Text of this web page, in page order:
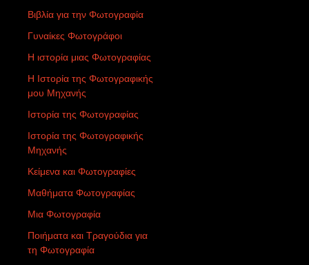
Βιβλία για την Φωτογραφία
Γυναίκες Φωτογράφοι
Η ιστορία μιας Φωτογραφίας
Η Ιστορία της Φωτογραφικής
μου Μηχανής
Ιστορία της Φωτογραφίας
Ιστορία της Φωτογραφικής
Μηχανής
Κείμενα και Φωτογραφίες
Μαθήματα Φωτογραφίας
Μια Φωτογραφία
Ποιήματα και Τραγούδια για
τη Φωτογραφία